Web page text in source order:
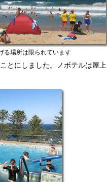
る場所は限られています
とにしました。ノボテルは屋上